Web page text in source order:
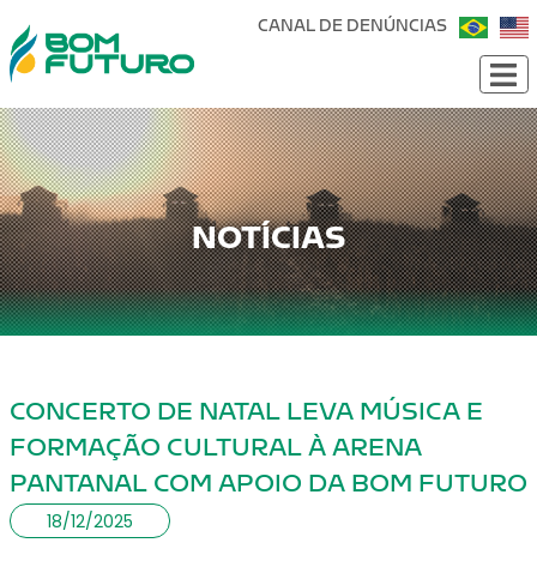
CANAL DE DENÚNCIAS
NOTÍCIAS
CONCERTO DE NATAL LEVA MÚSICA E
FORMAÇÃO CULTURAL À ARENA
PANTANAL COM APOIO DA BOM FUTURO
18/12/2025